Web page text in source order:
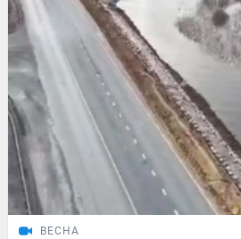
ВЕСНА